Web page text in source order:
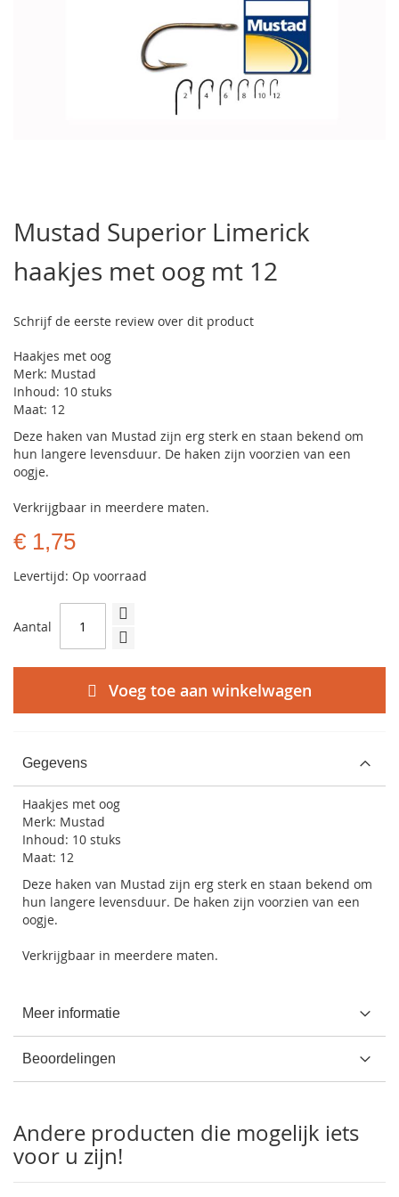
het
begin
van
de
gallerij
Mustad Superior Limerick
haakjes met oog mt 12
Schrijf de eerste review over dit product
Haakjes met oog
Merk: Mustad
Inhoud: 10 stuks
Maat: 12
Deze haken van Mustad zijn erg sterk en staan bekend om
hun langere levensduur. De haken zijn voorzien van een
oogje.
Verkrijgbaar in meerdere maten.
€ 1,75
Levertijd: Op voorraad
Aantal
Voeg toe aan winkelwagen
Gegevens
Haakjes met oog
Merk: Mustad
Inhoud: 10 stuks
Maat: 12
Deze haken van Mustad zijn erg sterk en staan bekend om
hun langere levensduur. De haken zijn voorzien van een
oogje.
Verkrijgbaar in meerdere maten.
Meer informatie
Beoordelingen
Andere producten die mogelijk iets
voor u zijn!